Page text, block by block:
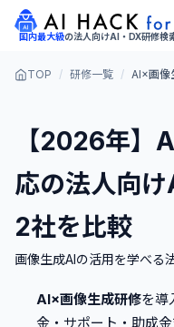
国内最大級の法人向けAI・DX研修検
TOP / 研修一覧 / AI×画像
【2026年】
応の法人向
2社を比較
画像生成AIの活用を学べる
AI×画像生成研修を導
金・サポート・助成